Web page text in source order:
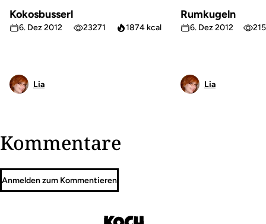
Kokosbusserl
6. Dez 2012 23271 1874 kcal
Lia
Rumkugeln
6. Dez 2012
Lia
Kommentare
Anmelden zum Kommentieren